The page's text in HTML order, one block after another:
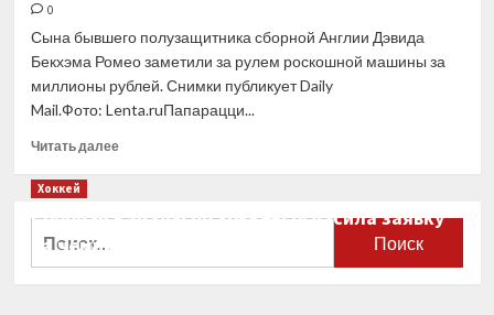
0
Сына бывшего полузащитника сборной Англии Дэвида
Бекхэма Ромео заметили за рулем роскошной машины за
миллионы рублей. Снимки публикует Daily
Mail.Фото: Lenta.ruПапарацци...
Читать далееПрочитать
за рулем
Хоккей
Сборная Канады по хоккею огласила заявку
на чемпионат мира